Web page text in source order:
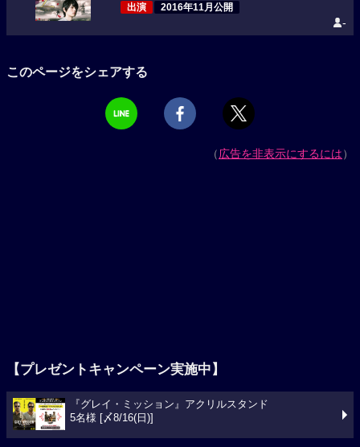
出演 2016年11月公開
-
このページをシェアする
（広告を非表示にするには）
【プレゼントキャンペーン実施中】
『グレイ・ミッション』アクリルスタンド
5名様 [〆8/16(日)]